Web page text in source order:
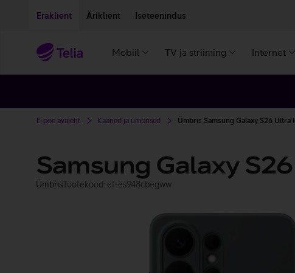
Eraklient Äriklient Iseteenindus
Mobiil TV ja striiming Internet
E-poe avaleht Kaaned ja ümbrised Ümbris Samsung Galaxy S26
Samsung Galaxy
ÜmbrisTootekood: ef-es948cbegww